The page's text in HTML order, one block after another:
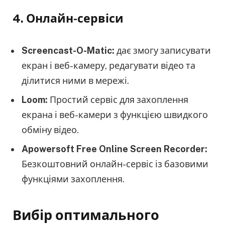
4. Онлайн-сервіси
Screencast-O-Matic: дає змогу записувати
екран і веб-камеру, редагувати відео та
ділитися ними в мережі.
Loom: Простий сервіс для захоплення
екрана і веб-камери з функцією швидкого
обміну відео.
Apowersoft Free Online Screen Recorder:
Безкоштовний онлайн-сервіс із базовими
функціями захоплення.
Вибір оптимального